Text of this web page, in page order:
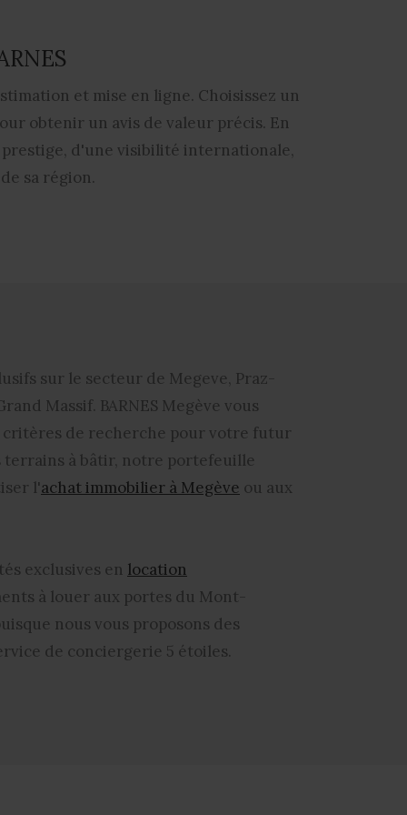
et mise en ligne. Choisissez un
obtenir un avis de valeur précis. En
d'une visibilité internationale,
sa région.
sur le secteur de Megeve, Praz-
Massif. BARNES Megève vous
critères de recherche pour votre futur
terrains à bâtir, notre portefeuille
l'achat immobilier à Megève ou aux
exclusives en location
à louer aux portes du Mont-
nous vous proposons des
de conciergerie 5 étoiles.